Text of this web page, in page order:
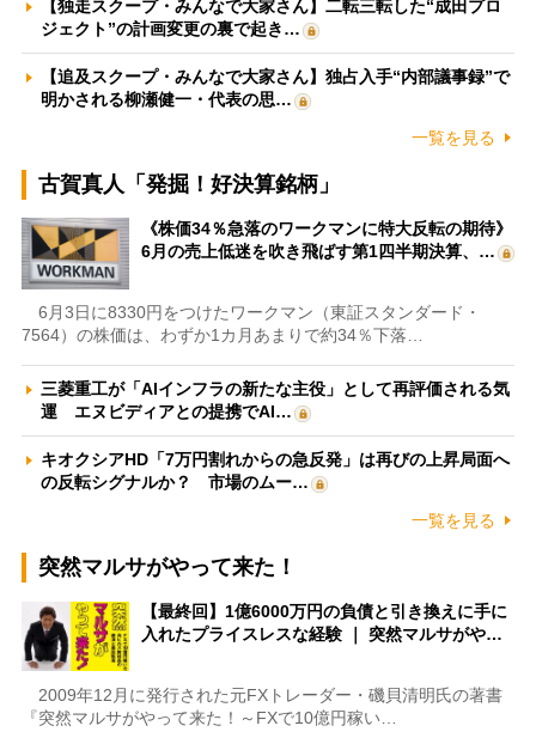
【独走スクープ・みんなで大家さん】二転三転した“成田プロ
ジェクト”の計画変更の裏で起き…
【追及スクープ・みんなで大家さん】独占入手“内部議事録”で
明かされる柳瀬健一・代表の思…
一覧を見る
古賀真人「発掘！好決算銘柄」
《株価34％急落のワークマンに特大反転の期待》
6月の売上低迷を吹き飛ばす第1四半期決算、…
6月3日に8330円をつけたワークマン（東証スタンダード・
7564）の株価は、わずか1カ月あまりで約34％下落…
三菱重工が「AIインフラの新たな主役」として再評価される気
運 エヌビディアとの提携でAI…
キオクシアHD「7万円割れからの急反発」は再びの上昇局面へ
の反転シグナルか？ 市場のムー…
一覧を見る
突然マルサがやって来た！
【最終回】1億6000万円の負債と引き換えに手に
入れたプライスレスな経験 ｜ 突然マルサがや…
2009年12月に発行された元FXトレーダー・磯貝清明氏の著書
『突然マルサがやって来た！～FXで10億円稼い…